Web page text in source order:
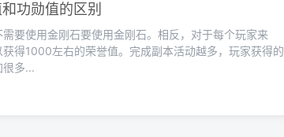
功勋值的区别
要使用金刚石要使用金刚石。相反，对于每个玩家来
得1000左右的荣誉值。完成副本活动越多，玩家获得的
很多...